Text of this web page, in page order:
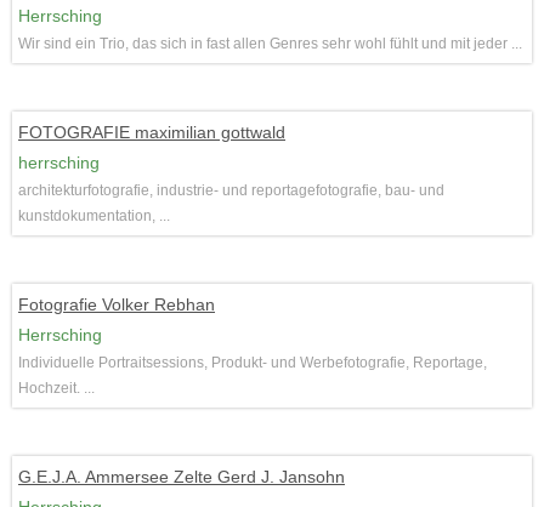
Herrsching
Wir sind ein Trio, das sich in fast allen Genres sehr wohl fühlt und mit jeder ...
FOTOGRAFIE maximilian gottwald
herrsching
architekturfotografie, industrie- und reportagefotografie, bau- und
kunstdokumentation, ...
Fotografie Volker Rebhan
Herrsching
Individuelle Portraitsessions, Produkt- und Werbefotografie, Reportage,
Hochzeit. ...
G.E.J.A. Ammersee Zelte Gerd J. Jansohn